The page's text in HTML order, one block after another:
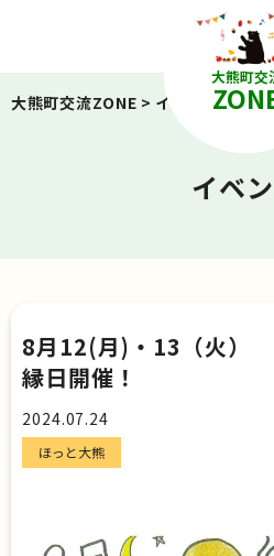
大熊町交
大熊町交流ZONE > イベント>ほっ
イベ
8月12(月)・13（火）
縁日開催！
2024.07.24
ほっと大熊